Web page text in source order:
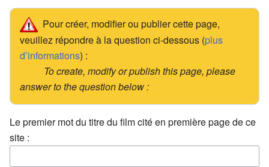
Pour créer, modifier ou publier cette page,
veuillez répondre à la question ci-dessous (plus
d’informations) :
To create, modify or publish this page, please
answer to the question below :
Le premier mot du titre du film cité en première page de ce
site :